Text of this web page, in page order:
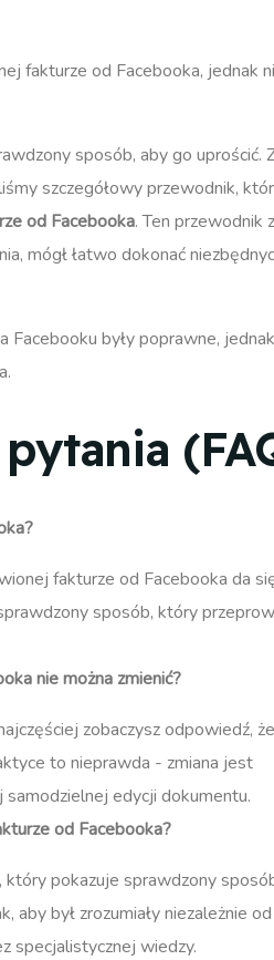
fakturze od Facebooka, jednak
sposób, aby go uprościć.
szczegółowy przewodnik,
od Facebooka. Ten przewodnik
mógł łatwo dokonać
Facebooku były poprawne,
fakturze od Facebooka da
sposób, który
nie można zmienić?
zobaczysz odpowiedź, że
to nieprawda - zmiana jest
edycji dokumentu.
od Facebooka?
pokazuje sprawdzony
aby był zrozumiały niezależnie od
specjalistycznej wiedzy.